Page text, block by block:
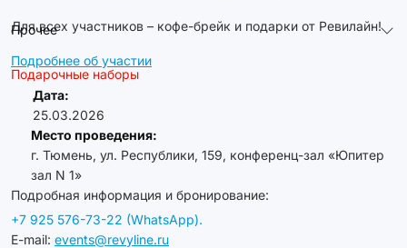
Прочее
Подарочные наборы
Для всех участников – кофе-брейк и подарки от Ревилайн!
Подробнее об участии
Дата:
25.03.2026
Место проведения:
г. Тюмень, ул. Республики, 159, конференц-зал «Юпитер
зал N 1»
Подробная информация и бронирование:
+7 925 576-73-22 (WhatsApp).
E-mail: events@revyline.ru